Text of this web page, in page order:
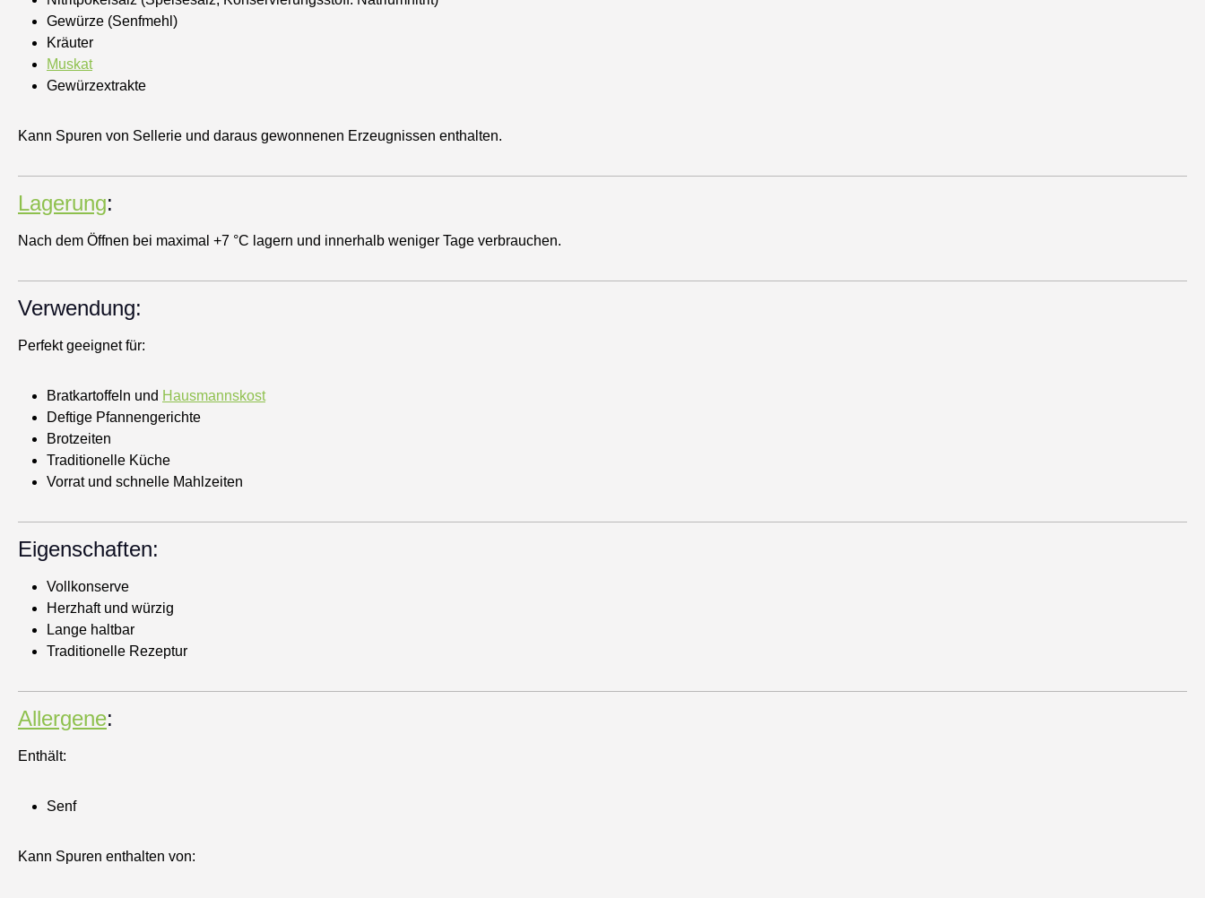
Gewürze (Senfmehl)
Kräuter
Muskat
Gewürzextrakte
Kann Spuren von Sellerie und daraus gewonnenen Erzeugnissen enthalten.
Lagerung:
Nach dem Öffnen bei maximal +7 °C lagern und innerhalb weniger Tage verbrauchen.
Verwendung:
Perfekt geeignet für:
Bratkartoffeln und Hausmannskost
Deftige Pfannengerichte
Brotzeiten
Traditionelle Küche
Vorrat und schnelle Mahlzeiten
Eigenschaften:
Vollkonserve
Herzhaft und würzig
Lange haltbar
Traditionelle Rezeptur
Allergene:
Enthält:
Senf
Kann Spuren enthalten von: